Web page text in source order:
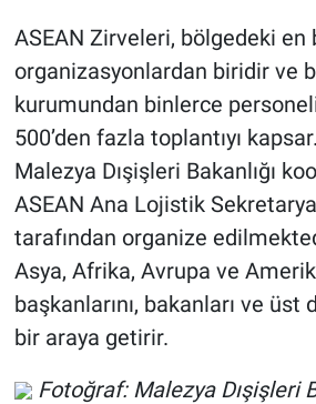
ASEAN Zirveleri, bölgedeki
organizasyonlardan biridir ve
kurumundan binlerce
500’den fazla toplantıyı
Malezya Dışişleri Bakanlığı
ASEAN Ana Lojistik
tarafından organize
Asya, Afrika, Avrupa ve
başkanlarını, bakanları ve
bir araya getirir.
Fotoğraf: Malezya Dışişleri